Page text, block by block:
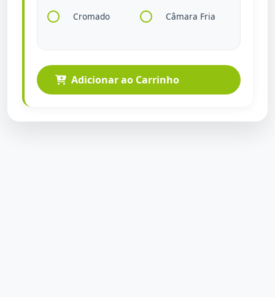
Cromado
Câmara Fria
Adicionar ao Carrinho